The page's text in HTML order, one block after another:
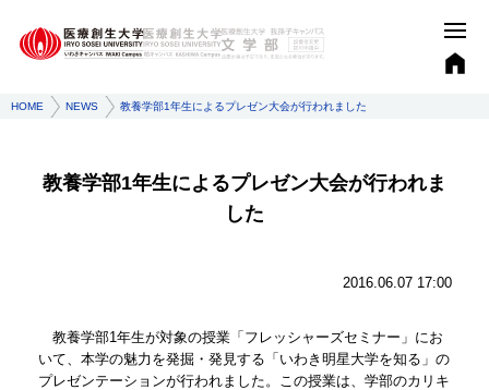
HOME NEWS 教養学部1年生によるプレゼン大会が行われました
教養学部1年生によるプレゼン大会が行われま
した
2016.06.07 17:00
教養学部1年生が対象の授業「フレッシャーズセミナー」にお
いて、本学の魅力を発掘・発見する「いわき明星大学を知る」の
プレゼンテーションが行われました。この授業は、学部のカリキ